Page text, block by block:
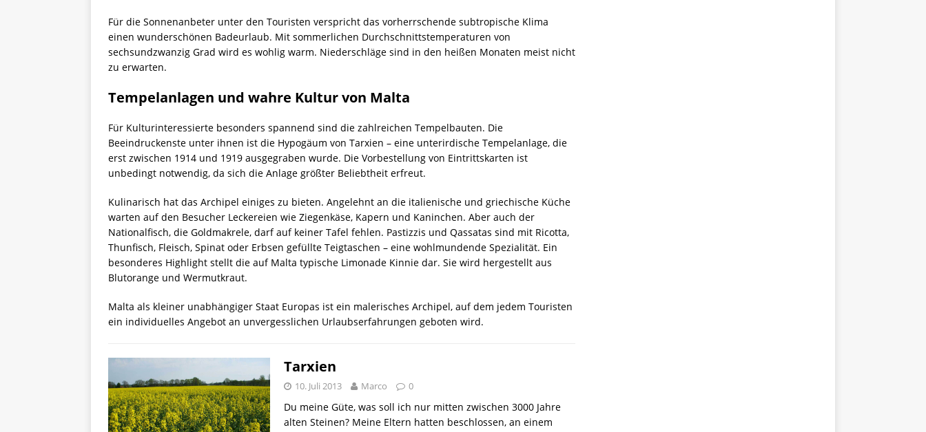
Für die Sonnenanbeter unter den Touristen verspricht das vorherrschende subtropische Klima
einen wunderschönen Badeurlaub. Mit sommerlichen Durchschnittstemperaturen von
sechsundzwanzig Grad wird es wohlig warm. Niederschläge sind in den heißen Monaten meist nicht
zu erwarten.
Tempelanlagen und wahre Kultur von Malta
Für Kulturinteressierte besonders spannend sind die zahlreichen Tempelbauten. Die
Beeindruckenste unter ihnen ist die Hypogäum von Tarxien – eine unterirdische Tempelanlage, die
erst zwischen 1914 und 1919 ausgegraben wurde. Die Vorbestellung von Eintrittskarten ist
unbedingt notwendig, da sich die Anlage größter Beliebtheit erfreut.
Kulinarisch hat das Archipel einiges zu bieten. Angelehnt an die italienische und griechische Küche
warten auf den Besucher Leckereien wie Ziegenkäse, Kapern und Kaninchen. Aber auch der
Nationalfisch, die Goldmakrele, darf auf keiner Tafel fehlen. Pastizzis und Qassatas sind mit Ricotta,
Thunfisch, Fleisch, Spinat oder Erbsen gefüllte Teigtaschen – eine wohlmundende Spezialität. Ein
besonderes Highlight stellt die auf Malta typische Limonade Kinnie dar. Sie wird hergestellt aus
Blutorange und Wermutkraut.
Malta als kleiner unabhängiger Staat Europas ist ein malerisches Archipel, auf dem jedem Touristen
ein individuelles Angebot an unvergesslichen Urlaubserfahrungen geboten wird.
Tarxien
10. Juli 2013 Marco 0
Du meine Güte, was soll ich nur mitten zwischen 3000 Jahre
alten Steinen? Meine Eltern hatten beschlossen, an einem